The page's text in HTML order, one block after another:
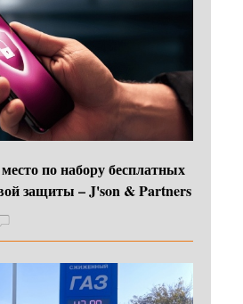
по набору бесплатных
защиты – J'son & Partners